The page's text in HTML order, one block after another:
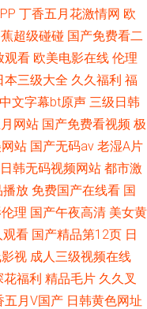
丁香五月花激情网 欧
超级碰碰 国产免费看二
观看 欧美电影在线 伦理
本三级大全 久久福利 福
中文字幕bt原声 三级日韩
网站 国产免费看视频 极
站 国产无码av 老湿A片
日韩无码视频网站 都市激
播放 免费国产在线看 国
理 国产午夜高清 美女黄
观看 国产精品第12页 日
视 成人三级视频在线
花福利 精品毛片 久久叉
五月V国产 日韩黄色网址